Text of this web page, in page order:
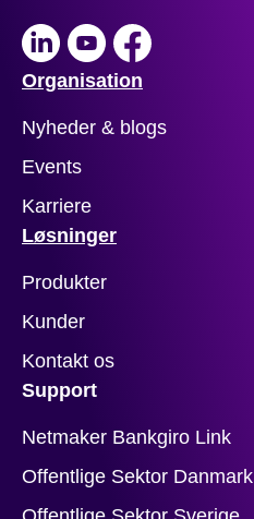
LinkedInYoutubeFacebook
Organisation
Nyheder & blogs
Events
Karriere
Løsninger
Produkter
Kunder
Kontakt os
Support
Netmaker Bankgiro Link
Offentlige Sektor Danmark